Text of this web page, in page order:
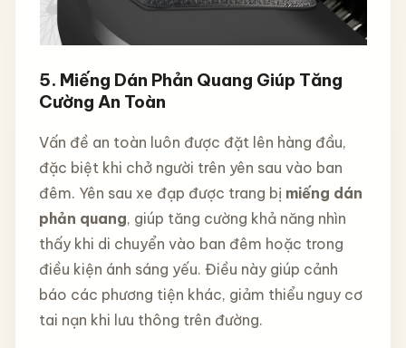
5. Miếng Dán Phản Quang Giúp Tăng
Cường An Toàn
Vấn đề an toàn luôn được đặt lên hàng đầu,
đặc biệt khi chở người trên yên sau vào ban
đêm. Yên sau xe đạp được trang bị miếng dán
phản quang, giúp tăng cường khả năng nhìn
thấy khi di chuyển vào ban đêm hoặc trong
điều kiện ánh sáng yếu. Điều này giúp cảnh
báo các phương tiện khác, giảm thiểu nguy cơ
tai nạn khi lưu thông trên đường.